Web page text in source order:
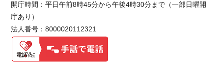
開庁時間：平日午前8時45分から午後4時30分まで（一部日曜開
庁あり）
法人番号：8000020112321